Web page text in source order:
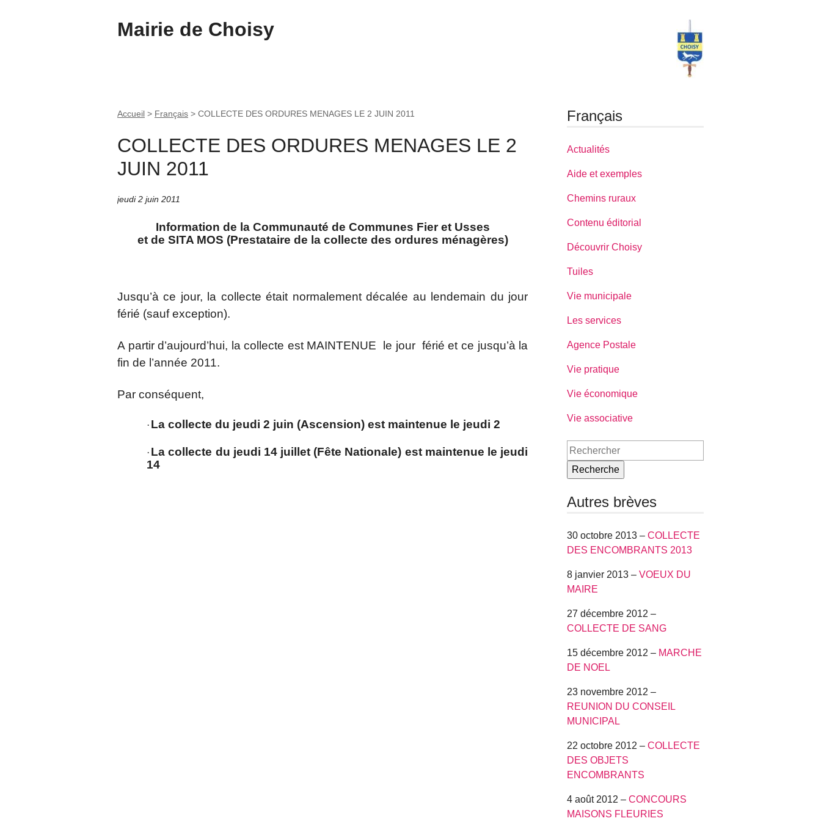
Mairie de Choisy
Accueil > Français > COLLECTE DES ORDURES MENAGES LE 2 JUIN 2011
COLLECTE DES ORDURES MENAGES LE 2
JUIN 2011
jeudi 2 juin 2011
Information de la Communauté de Communes Fier et Usses
et de SITA MOS (Prestataire de la collecte des ordures ménagères)
Jusqu’à ce jour, la collecte était normalement décalée au lendemain du jour
férié (sauf exception).
A partir d’aujourd’hui, la collecte est MAINTENUE le jour férié et ce jusqu’à la
fin de l’année 2011.
Par conséquent,
· La collecte du jeudi 2 juin (Ascension) est maintenue le jeudi 2
· La collecte du jeudi 14 juillet (Fête Nationale) est maintenue le jeudi
14
Français
Actualités
Aide et exemples
Chemins ruraux
Contenu éditorial
Découvrir Choisy
Tuiles
Vie municipale
Les services
Agence Postale
Vie pratique
Vie économique
Vie associative
Recherche
Autres brèves
30 octobre 2013 –COLLECTE
DES ENCOMBRANTS 2013
8 janvier 2013 –VOEUX DU
MAIRE
27 décembre 2012 –
COLLECTE DE SANG
15 décembre 2012 – MARCHE
DE NOEL
23 novembre 2012 –
REUNION DU CONSEIL
MUNICIPAL
22 octobre 2012 –COLLECTE
DES OBJETS
ENCOMBRANTS
4 août 2012 –CONCOURS
MAISONS FLEURIES